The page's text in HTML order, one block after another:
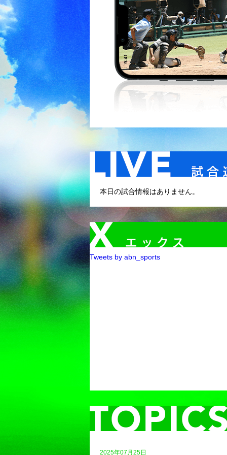
本日の試合情報はありません。
Tweets by abn_sports
2025年07月25日